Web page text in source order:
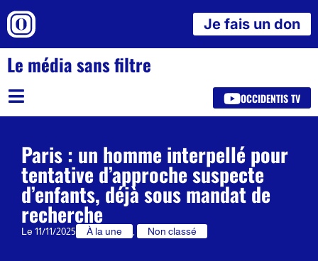
Je fais un don
Le média sans filtre
OCCIDENTIS TV
Paris : un homme interpellé pour
tentative d’approche suspecte
d’enfants, déjà sous mandat de
recherche
Le 11/11/2025 À la une Non classé